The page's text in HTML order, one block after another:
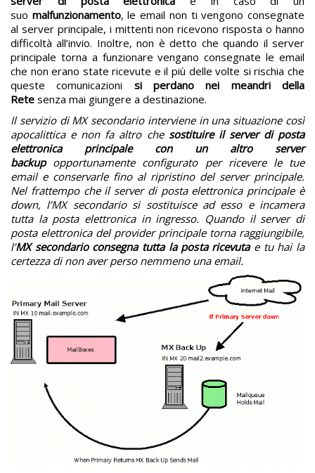
suo malfunzionamento, le email non ti vengono consegnate
al server principale, i mittenti non ricevono risposta o hanno
difficoltà all’invio. Inoltre, non è detto che quando il server
principale torna a funzionare vengano consegnate le email
che non erano state ricevute e il più delle volte si rischia che
queste comunicazioni si perdano nei meandri della
Rete senza mai giungere a destinazione.
Il servizio di MX secondario interviene in una situazione così
apocalittica e non fa altro che sostituire il server di posta
elettronica principale con un altro server
backupopportunamente configurato per ricevere le tue
email e conservarle fino al ripristino del server principale.
Nel frattempo che il server di posta elettronica principale è
down, l’MX secondario si sostituisce ad esso e incamera
tutta la posta elettronica in ingresso. Quando il server di
posta elettronica del provider principale torna raggiungibile,
l’MX secondario consegna tutta la posta ricevutae tu hai la
certezza di non aver perso nemmeno una email.